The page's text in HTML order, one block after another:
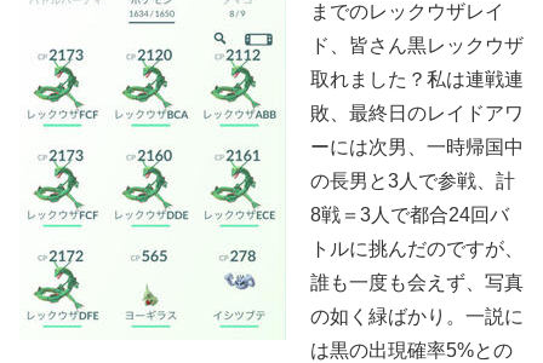
までのレックウザレイ
ド、皆さん黒レックウザ
取れました？私は連戦連
敗、最終日のレイドアワ
ーには次男、一時帰国中
の長男と3人で参戦、計
8戦＝3人で都合24回バ
トルに挑んだのですが、
誰も一度も会えず、写真
の如く緑ばかり。一説に
は黒の出現確率5%との